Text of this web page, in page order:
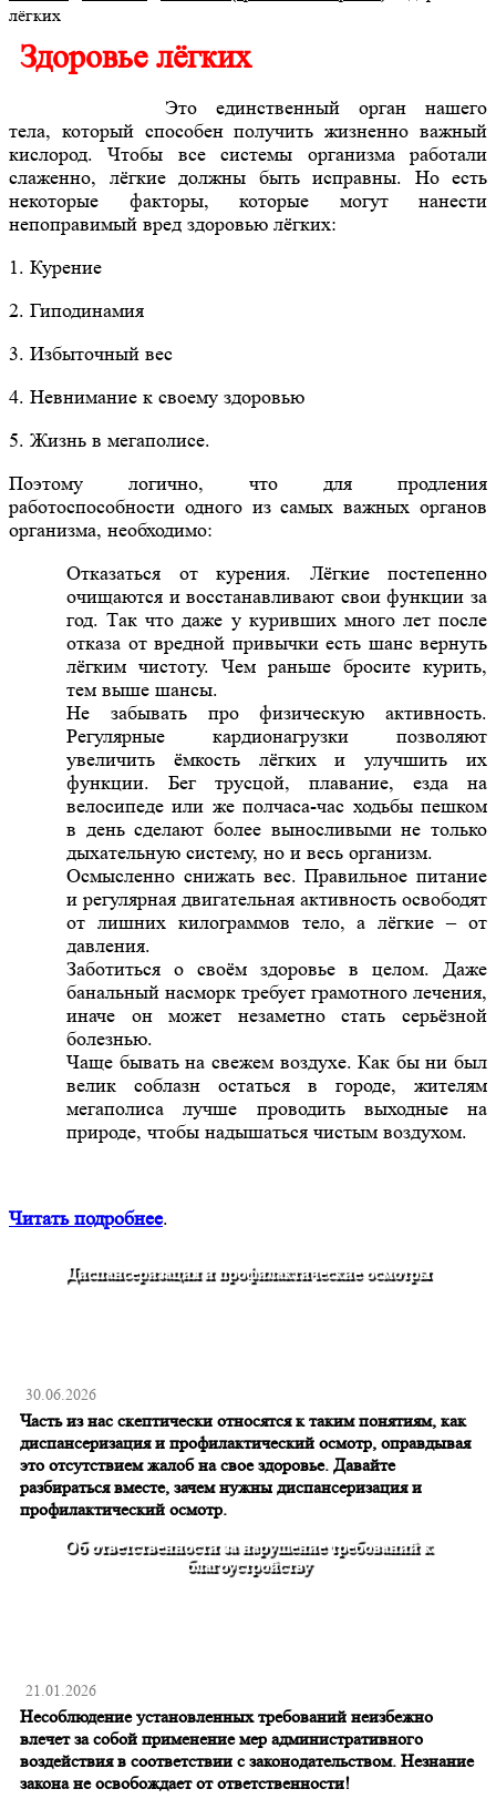
лёгких
Здоровье лёгких
Это единственный орган нашего
тела, который способен получить жизненно важный
кислород. Чтобы все системы организма работали
слаженно, лёгкие должны быть исправны. Но есть
некоторые факторы, которые могут нанести
непоправимый вред здоровью лёгких:
1. Курение
2. Гиподинамия
3. Избыточный вес
4. Невнимание к своему здоровью
5. Жизнь в мегаполисе.
Поэтому логично, что для продления
работоспособности одного из самых важных органов
организма, необходимо:
Отказаться от курения. Лёгкие постепенно
очищаются и восстанавливают свои функции за
год. Так что даже у куривших много лет после
отказа от вредной привычки есть шанс вернуть
лёгким чистоту. Чем раньше бросите курить,
тем выше шансы.
Не забывать про физическую активность.
Регулярные кардионагрузки позволяют
увеличить ёмкость лёгких и улучшить их
функции. Бег трусцой, плавание, езда на
велосипеде или же полчаса-час ходьбы пешком
в день сделают более выносливыми не только
дыхательную систему, но и весь организм.
Осмысленно снижать вес. Правильное питание
и регулярная двигательная активность освободят
от лишних килограммов тело, а лёгкие – от
давления.
Заботиться о своём здоровье в целом. Даже
банальный насморк требует грамотного лечения,
иначе он может незаметно стать серьёзной
болезнью.
Чаще бывать на свежем воздухе. Как бы ни был
велик соблазн остаться в городе, жителям
мегаполиса лучше проводить выходные на
природе, чтобы надышаться чистым воздухом.
Читать подробнее.
Диспансеризация и профилактические осмотры
30.06.2026
Часть из нас скептически относятся к таким понятиям, как
диспансеризация и профилактический осмотр, оправдывая
это отсутствием жалоб на свое здоровье. Давайте
разбираться вместе, зачем нужны диспансеризация и
профилактический осмотр.
Об ответственности за нарушение требований к
благоустройству
21.01.2026
Несоблюдение установленных требований неизбежно
влечет за собой применение мер административного
воздействия в соответствии с законодательством. Незнание
закона не освобождает от ответственности!